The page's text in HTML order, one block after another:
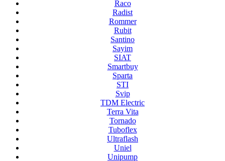
Raco
Radist
Rommer
Rubit
Santino
Sayim
SIAT
Smartbuy
Sparta
STI
Svip
TDM Electric
Terra Vita
Tornado
Tuboflex
Ultraflash
Uniel
Unipump